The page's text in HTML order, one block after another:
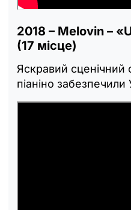
2018 – Melovin –
(17 місце)
Яскравий сценічний
піаніно забезпечили